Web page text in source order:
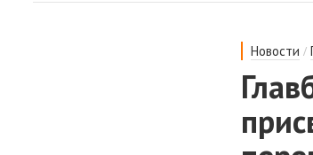
Новости /